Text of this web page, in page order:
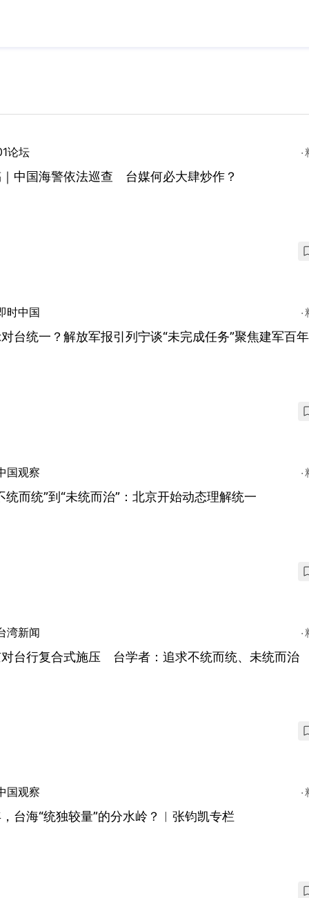
论坛
中国海警依法巡查 台媒何必大肆炒作？
时中国
台统一？解放军报引列宁谈“未完成任务”聚焦建军百
国观察
统而统”到“未统而治”：北京开始动态理解统一
湾新闻
台行复合式施压 台学者：追求不统而统、未统而治
国观察
台海“统独较量”的分水岭？︱张钧凯专栏